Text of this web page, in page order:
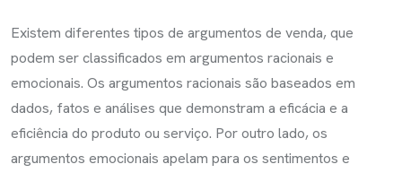
Existem diferentes tipos de argumentos de venda, que
podem ser classificados em argumentos racionais e
emocionais. Os argumentos racionais são baseados em
dados, fatos e análises que demonstram a eficácia e a
eficiência do produto ou serviço. Por outro lado, os
argumentos emocionais apelam para os sentimentos e